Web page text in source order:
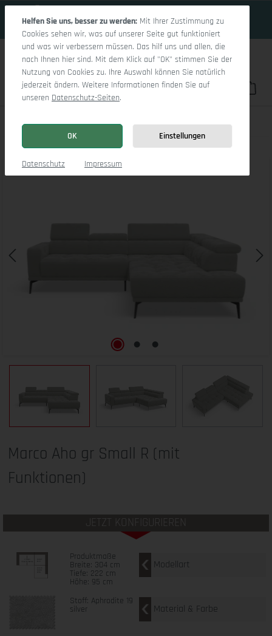
Du hast 0
Marco Aho gr Small R (mit Funktionen)
Bildergalerie überspringen
Marco Aho gr Small R (mit
Funktionen)
JETZT KONFIGURIEREN
Produktmaße
Breite: 304 cm
Tiefe: 222 cm
Höhe: 95 cm
Modellart
Stoff: Aphrodite 19
silver Material & Farbe
Helfen Sie uns, besser zu werden: Mit Ihrer Zustimmung zu
Cookies sehen wir, was auf unserer Seite gut funktioniert
und was wir verbessern müssen. Das hilf uns und allen, die
nach Ihnen hier sind. Mit dem Klick auf "OK" stimmen Sie der
Nutzung von Cookies zu. Ihre Auswahl können Sie natürlich
jederzeit ändern. Weitere Informationen finden Sie auf
unseren Datenschutz-Seiten.
OK Einstellungen
Datenschutz Impressum